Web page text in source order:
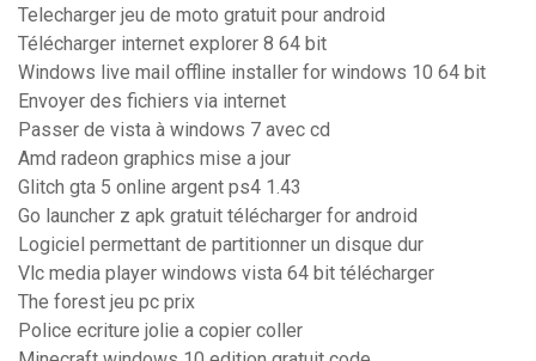
Telecharger jeu de moto gratuit pour android
Télécharger internet explorer 8 64 bit
Windows live mail offline installer for windows 10 64 bit
Envoyer des fichiers via internet
Passer de vista à windows 7 avec cd
Amd radeon graphics mise a jour
Glitch gta 5 online argent ps4 1.43
Go launcher z apk gratuit télécharger for android
Logiciel permettant de partitionner un disque dur
Vlc media player windows vista 64 bit télécharger
The forest jeu pc prix
Police ecriture jolie a copier coller